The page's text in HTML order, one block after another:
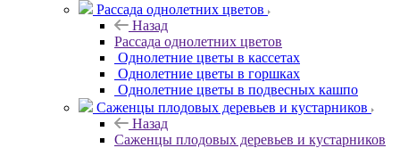
Рассада однолетних цветов
Назад
Рассада однолетних цветов
Однолетние цветы в кассетах
Однолетние цветы в горшках
Однолетние цветы в подвесных кашпо
Саженцы плодовых деревьев и кустарников
Назад
Саженцы плодовых деревьев и кустарников